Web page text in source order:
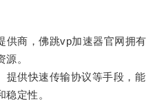
商，佛跳vp加速器官网拥有
。
供快速传输协议等手段，能
定性。